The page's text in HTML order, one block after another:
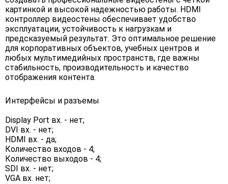
картинкой и высокой надежностью работы. HDMI
контроллер видеостены обеспечивает удобство
эксплуатации, устойчивость к нагрузкам и
предсказуемый результат. Это оптимальное решение
для корпоративных объектов, учебных центров и
любых мультимедийных пространств, где важны
стабильность, производительность и качество
отображения контента.
Интерфейсы и разъемы
Display Port вх. - нет;
DVI вх. - нет;
HDMI вх. - да;
Количество входов - 4;
Количество выходов - 4;
SDI вх. - нет;
VGA вх. нет;